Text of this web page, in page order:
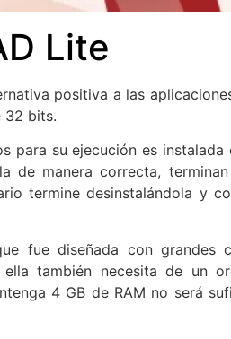
Lite
positiva a las
32 bits.
para su ejecución es instalada
de manera correcta,
termine desinstalándola y
fue diseñada con grandes
también necesita de un
4 GB de RAM no será